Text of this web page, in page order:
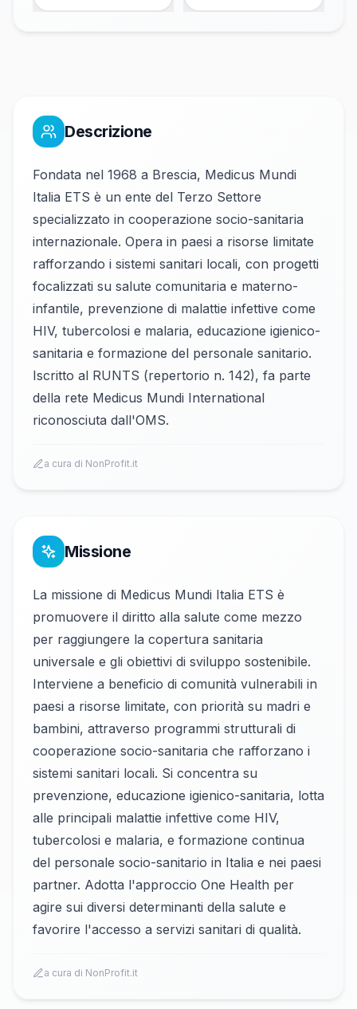
Descrizione
Fondata nel 1968 a Brescia, Medicus Mundi
Italia ETS è un ente del Terzo Settore
specializzato in cooperazione socio-sanitaria
internazionale. Opera in paesi a risorse limitate
rafforzando i sistemi sanitari locali, con progetti
focalizzati su salute comunitaria e materno-
infantile, prevenzione di malattie infettive come
HIV, tubercolosi e malaria, educazione igienico-
sanitaria e formazione del personale sanitario.
Iscritto al RUNTS (repertorio n. 142), fa parte
della rete Medicus Mundi International
riconosciuta dall'OMS.
a cura di NonProfit.it
Missione
La missione di Medicus Mundi Italia ETS è
promuovere il diritto alla salute come mezzo
per raggiungere la copertura sanitaria
universale e gli obiettivi di sviluppo sostenibile.
Interviene a beneficio di comunità vulnerabili in
paesi a risorse limitate, con priorità su madri e
bambini, attraverso programmi strutturali di
cooperazione socio-sanitaria che rafforzano i
sistemi sanitari locali. Si concentra su
prevenzione, educazione igienico-sanitaria, lotta
alle principali malattie infettive come HIV,
tubercolosi e malaria, e formazione continua
del personale socio-sanitario in Italia e nei paesi
partner. Adotta l'approccio One Health per
agire sui diversi determinanti della salute e
favorire l'accesso a servizi sanitari di qualità.
a cura di NonProfit.it